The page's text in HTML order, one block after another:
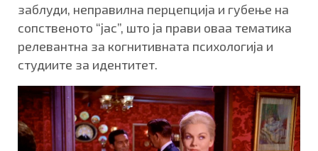
заблуди, неправилна перцепција и губење на
сопственото “јас”, што ја прави оваа тематика
релевантна за когнитивната психологија и
студиите за идентитет.